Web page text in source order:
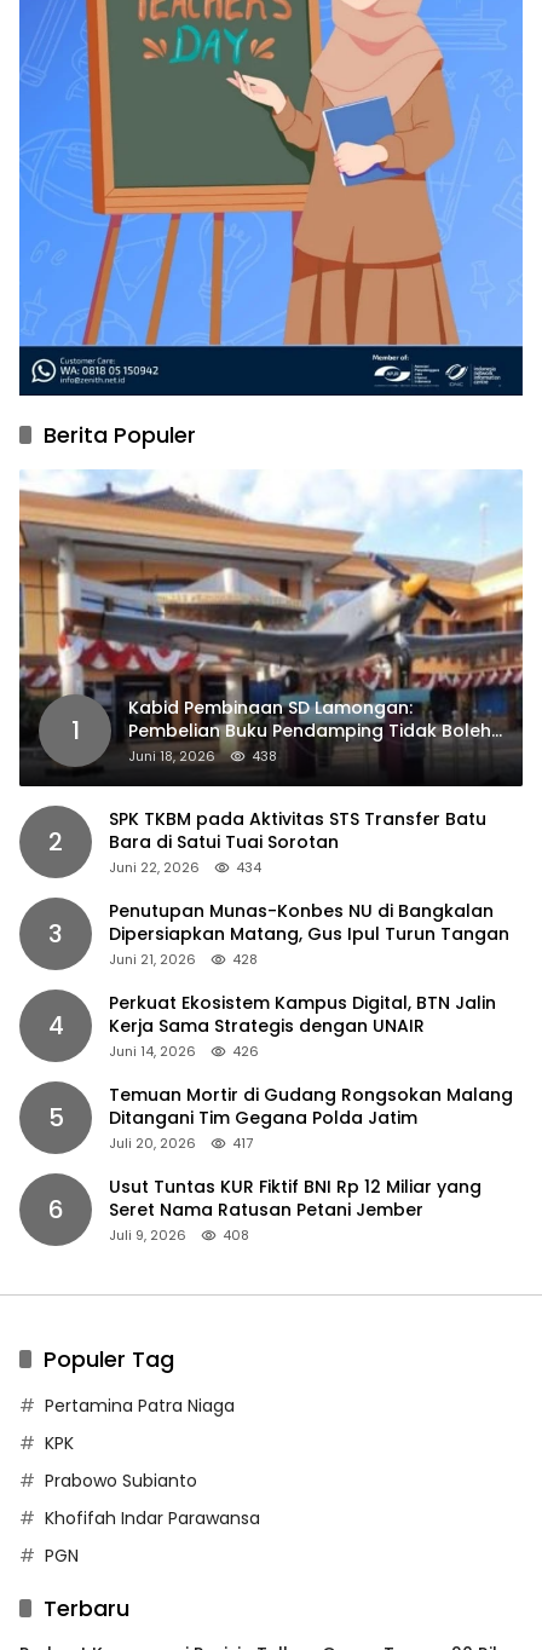
Berita Populer
1
Kabid Pembinaan SD Lamongan:
Pembelian Buku Pendamping Tidak Boleh
Dipaksakan
Juni 18, 2026 438
2
SPK TKBM pada Aktivitas STS Transfer Batu
Bara di Satui Tuai Sorotan
Juni 22, 2026 434
3
Penutupan Munas-Konbes NU di Bangkalan
Dipersiapkan Matang, Gus Ipul Turun Tangan
Juni 21, 2026 428
4
Perkuat Ekosistem Kampus Digital, BTN Jalin
Kerja Sama Strategis dengan UNAIR
Juni 14, 2026 426
5
Temuan Mortir di Gudang Rongsokan Malang
Ditangani Tim Gegana Polda Jatim
Juli 20, 2026 417
6
Usut Tuntas KUR Fiktif BNI Rp 12 Miliar yang
Seret Nama Ratusan Petani Jember
Juli 9, 2026 408
Populer Tag
Pertamina Patra Niaga
KPK
Prabowo Subianto
Khofifah Indar Parawansa
PGN
Terbaru